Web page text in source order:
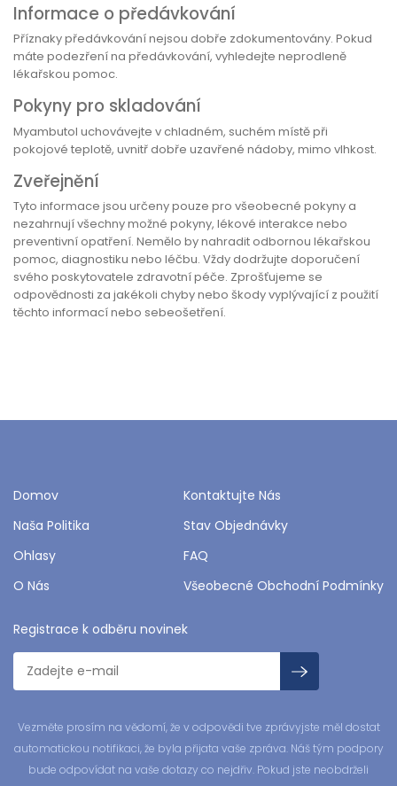
Informace o předávkování
Příznaky předávkování nejsou dobře zdokumentovány. Pokud
máte podezření na předávkování, vyhledejte neprodleně
lékařskou pomoc.
Pokyny pro skladování
Myambutol uchovávejte v chladném, suchém místě při
pokojové teplotě, uvnitř dobře uzavřené nádoby, mimo vlhkost.
Zveřejnění
Tyto informace jsou určeny pouze pro všeobecné pokyny a
nezahrnují všechny možné pokyny, lékové interakce nebo
preventivní opatření. Nemělo by nahradit odbornou lékařskou
pomoc, diagnostiku nebo léčbu. Vždy dodržujte doporučení
svého poskytovatele zdravotní péče. Zprošťujeme se
odpovědnosti za jakékoli chyby nebo škody vyplývající z použití
těchto informací nebo sebeošetření.
Domov
Kontaktujte Nás
Naša Politika
Stav Objednávky
Ohlasy
FAQ
O Nás
Všeobecné Obchodní Podmínky
Registrace k odběru novinek
Vezměte prosím na vědomí, že v odpovědi tve zprávyjste měl dostat
automatickou notifikaci, že byla přijata vaše zpráva. Náš tým podpory
bude odpovídat na vaše dotazy co nejdřiv. Pokud jste neobdrželi